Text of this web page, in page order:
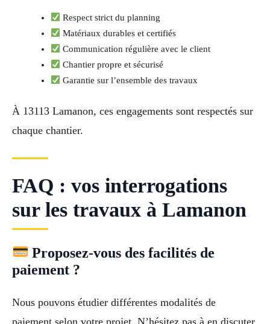
Respect strict du planning
Matériaux durables et certifiés
Communication régulière avec le client
Chantier propre et sécurisé
Garantie sur l’ensemble des travaux
À 13113 Lamanon, ces engagements sont respectés sur
chaque chantier.
FAQ : vos interrogations
sur les travaux à Lamanon
Proposez-vous des facilités de
paiement ?
Nous pouvons étudier différentes modalités de
paiement selon votre projet. N’hésitez pas à en discuter